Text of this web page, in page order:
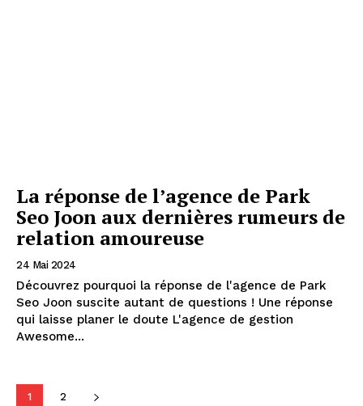
La réponse de l’agence de Park
Seo Joon aux dernières rumeurs de
relation amoureuse
24 Mai 2024
Découvrez pourquoi la réponse de l'agence de Park
Seo Joon suscite autant de questions ! Une réponse
qui laisse planer le doute L'agence de gestion
Awesome...
1 2